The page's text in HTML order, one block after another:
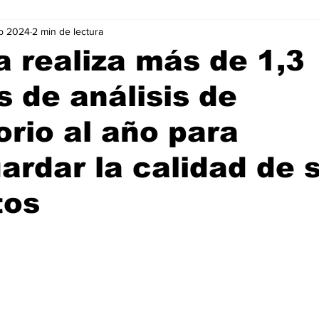
Negocios Películas
On line Tecnología Un Café Digital
Perfiles
realiza más de 1,3
de análisis de
al año para
la calidad de
2024 2 min de lectura